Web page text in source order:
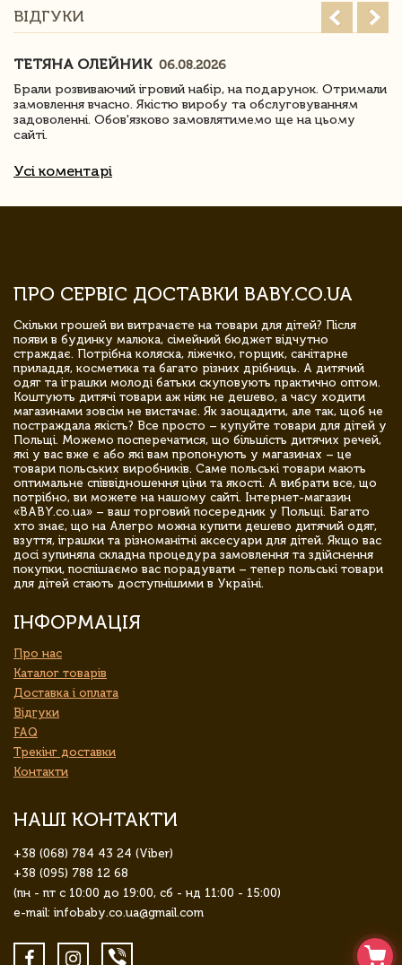
ВІДГУКИ
ТЕТЯНА ОЛЕЙНИК 06.08.2026
Брали розвиваючий ігровий набір, на подарунок. Отримали
замовлення вчасно. Якістю виробу та обслуговуванням
задоволенні. Обов'язково замовлятимемо ще на цьому
сайті.
Усі коментарі
ПРО СЕРВІС ДОСТАВКИ BABY.CO.UA
Скільки грошей ви витрачаєте на товари для дітей? Після
появи в будинку малюка, сімейний бюджет відчутно
страждає. Потрібна коляска, ліжечко, горщик, санітарне
приладдя, косметика та багато різних дрібниць. А дитячий
одяг та іграшки молоді батьки скуповують практично оптом.
Коштують дитячі товари аж ніяк не дешево, а часу ходити
магазинами зовсім не вистачає. Як заощадити, але так, щоб не
постраждала якість? Все просто – купуйте товари для дітей у
Польщі. Можемо посперечатися, що більшість дитячих речей,
які у вас вже є або які вам пропонують у магазинах – це
товари польських виробників. Саме польські товари мають
оптимальне співвідношення ціни та якості. А вибрати все, що
потрібно, ви можете на нашому сайті. Інтернет-магазин
«BABY.co.ua» – ваш торговий посередник у Польщі. Багато
хто знає, що на Алегро можна купити дешево дитячий одяг,
взуття, іграшки та різноманітні аксесуари для дітей. Якщо вас
досі зупиняла складна процедура замовлення та здійснення
покупки, поспішаємо вас порадувати – тепер польські товари
для дітей стають доступнішими в Україні.
ІНФОРМАЦІЯ
Про нас
Каталог товарів
Доставка і оплата
Відгуки
FAQ
Трекінг доставки
Контакти
НАШІ КОНТАКТИ
+38 (068) 784 43 24 (Viber)
+38 (095) 788 12 68
(пн - пт с 10:00 до 19:00, сб - нд 11:00 - 15:00)
e-mail: infobaby.co.ua@gmail.com